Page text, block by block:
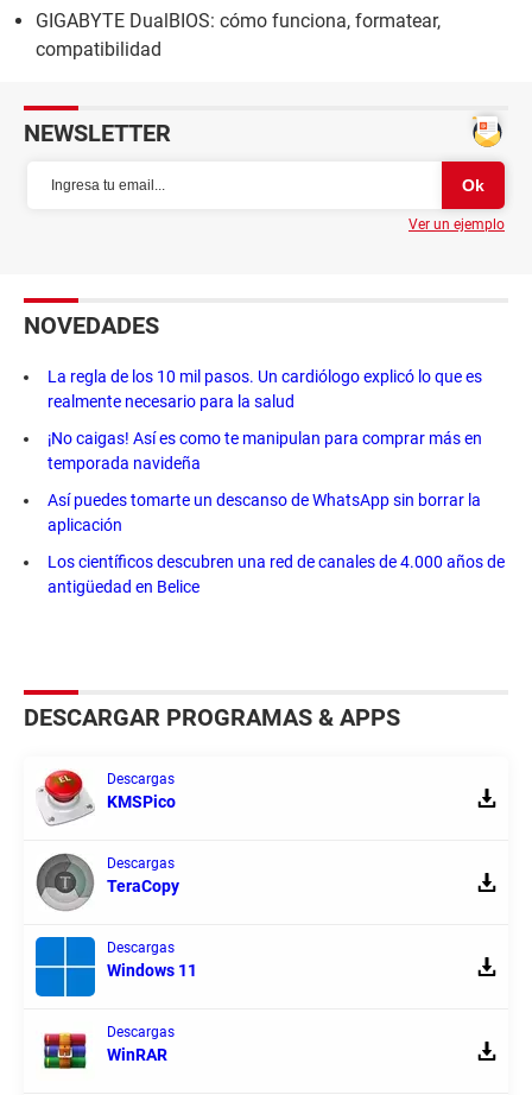
GIGABYTE DualBIOS: cómo funciona, formatear,
compatibilidad
NEWSLETTER
Ver un ejemplo
NOVEDADES
La regla de los 10 mil pasos. Un cardiólogo explicó lo que es
realmente necesario para la salud
¡No caigas! Así es como te manipulan para comprar más en
temporada navideña
Así puedes tomarte un descanso de WhatsApp sin borrar la
aplicación
Los científicos descubren una red de canales de 4.000 años de
antigüedad en Belice
DESCARGAR PROGRAMAS & APPS
Descargas
KMSPico
Descargas
TeraCopy
Descargas
Windows 11
Descargas
WinRAR